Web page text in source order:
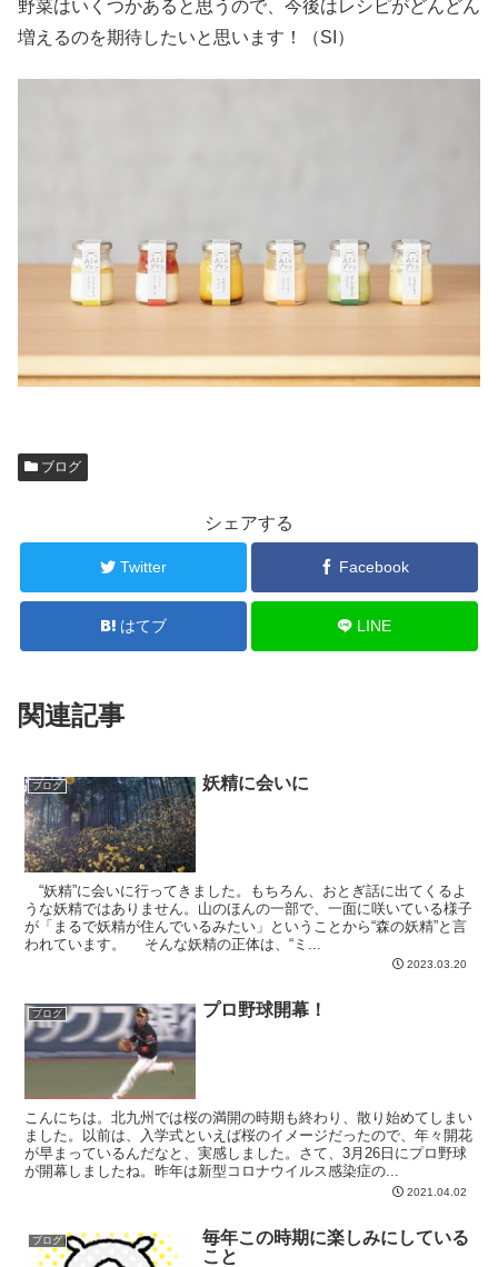
野菜はいくつかあると思うので、今後はレシピがどんどん
増えるのを期待したいと思います！（SI）
ブログ
シェアする
Twitter Facebook
はてブ LINE
関連記事
ブログ 妖精に会いに
“妖精”に会いに行ってきました。もちろん、おとぎ話に出てくるよ
うな妖精ではありません。山のほんの一部で、一面に咲いている様子
が「まるで妖精が住んでいるみたい」ということから“森の妖精”と言
われています。 そんな妖精の正体は、“ミ...
2023.03.20
ブログ プロ野球開幕！
こんにちは。北九州では桜の満開の時期も終わり、散り始めてしまい
ました。以前は、入学式といえば桜のイメージだったので、年々開花
が早まっているんだなと、実感しました。さて、3月26日にプロ野球
が開幕しましたね。昨年は新型コロナウイルス感染症の...
2021.04.02
ブログ
毎年この時期に楽しみにしている
こと